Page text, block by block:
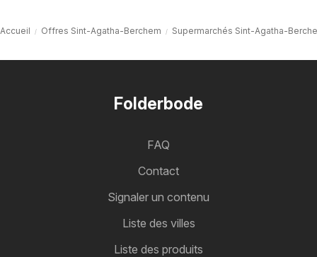
Accueil Offres Sint-Agatha-Berchem Supermarchés Sint-Agatha-
Folderbode
FAQ
Contact
Signaler un contenu
Liste des villes
Liste des produits